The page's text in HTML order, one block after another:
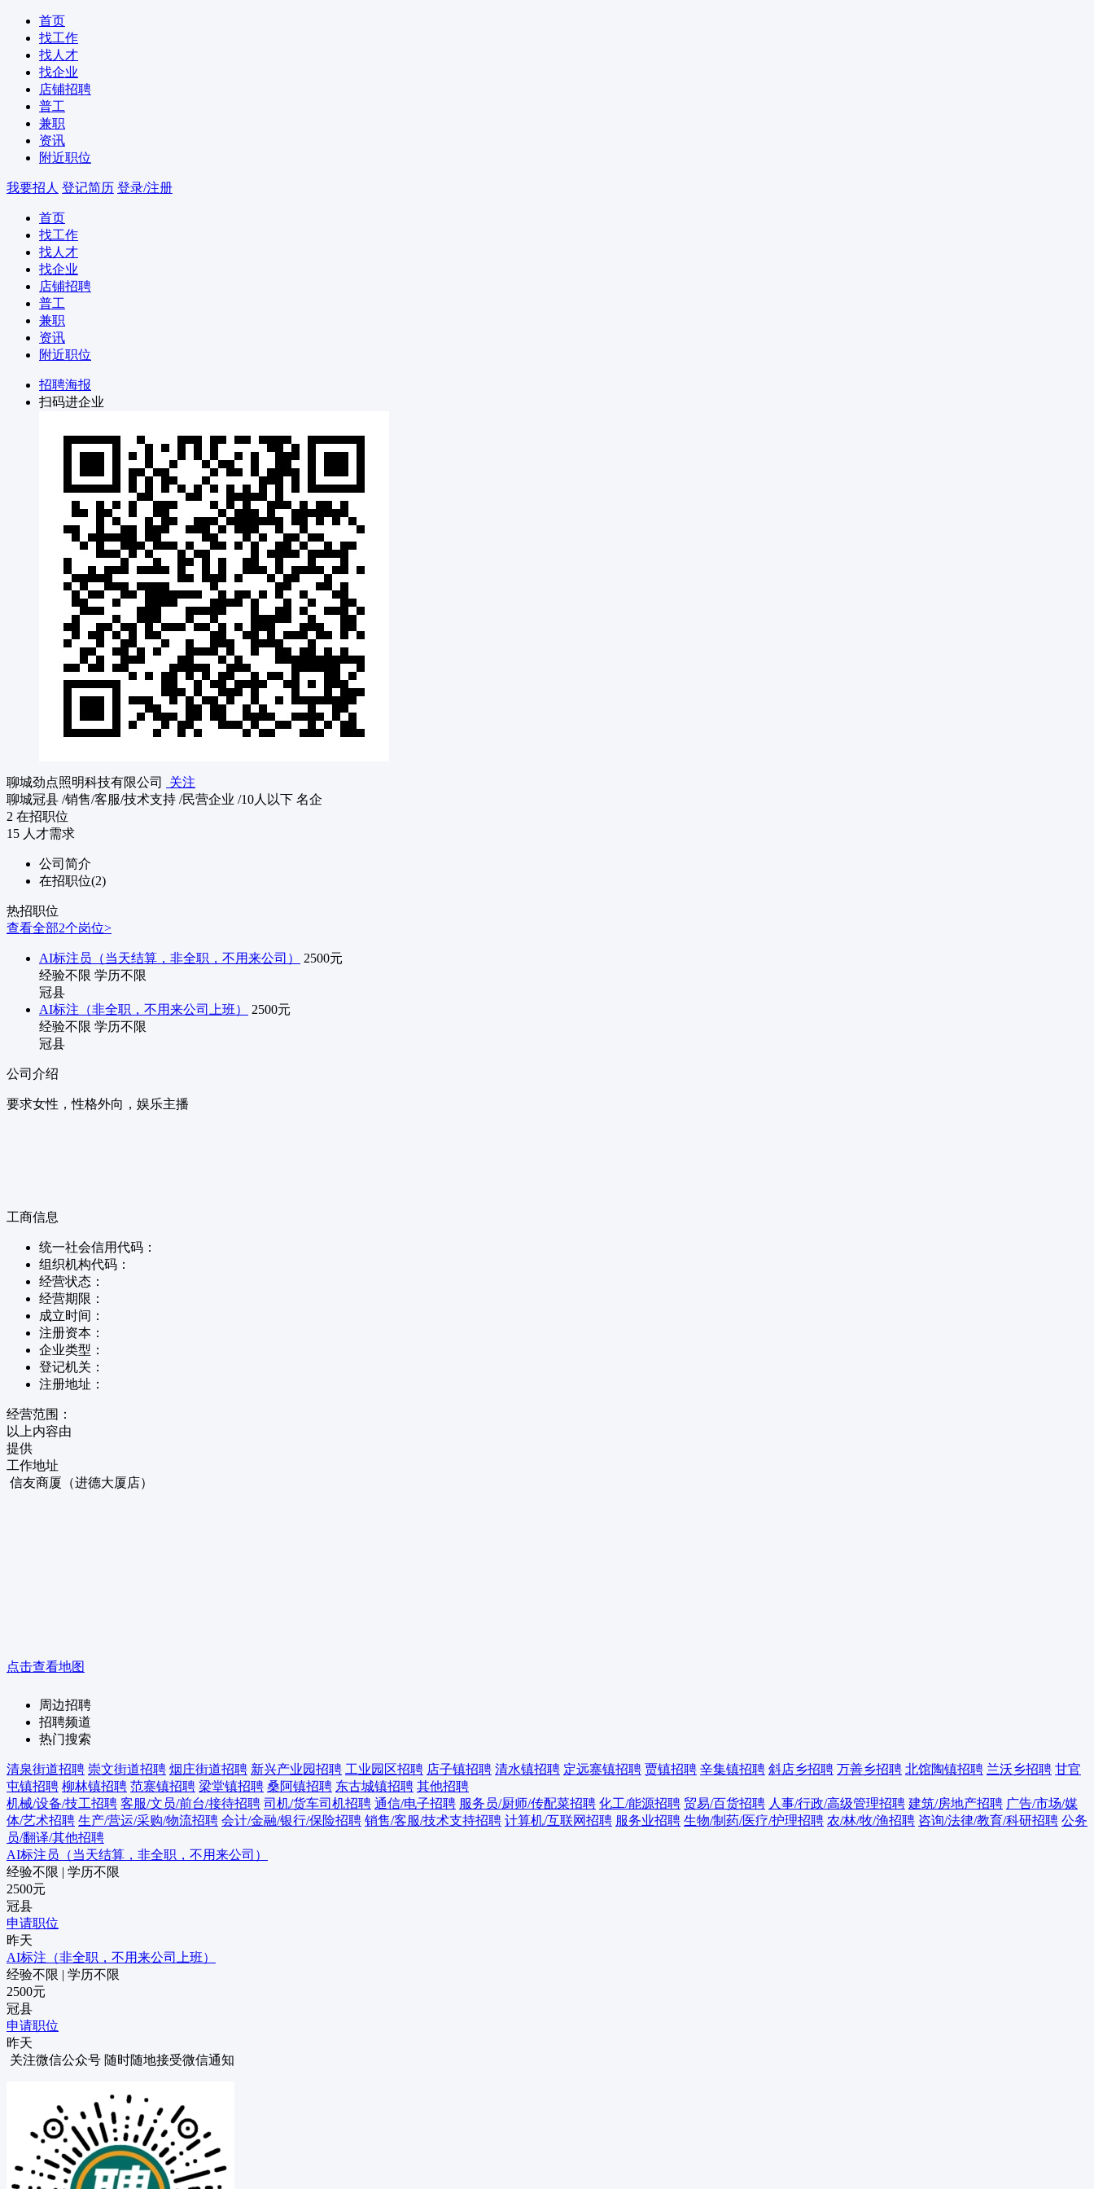
首页
找工作
找人才
找企业
店铺招聘
普工
兼职
资讯
附近职位
我要招人 登记简历 登录/注册
首页
找工作
找人才
找企业
店铺招聘
普工
兼职
资讯
附近职位
招聘海报
扫码进企业
聊城劲点照明科技有限公司
关注
聊城冠县 /销售/客服/技术支持 /民营企业 /10人以下 名企
2 在招职位
15 人才需求
公司简介
在招职位(2)
热招职位
查看全部2个岗位>
AI标注员（当天结算，非全职，不用来公司）
2500元
经验不限 学历不限
冠县
AI标注（非全职，不用来公司上班）
2500元
经验不限 学历不限
冠县
公司介绍
要求女性，性格外向，娱乐主播
工商信息
统一社会信用代码：
组织机构代码：
经营状态：
经营期限：
成立时间：
注册资本：
企业类型：
登记机关：
注册地址：
经营范围：
以上内容由
提供
工作地址
信友商厦（进德大厦店）
点击查看地图
周边招聘
招聘频道
热门搜索
清泉街道招聘 崇文街道招聘 烟庄街道招聘 新兴产业园招聘 工业园区招聘 店子镇招聘 清水镇招聘 定远寨镇招聘 贾镇招聘 辛集镇招聘 斜店乡招聘 万善乡招聘 北馆陶镇招聘 兰沃乡招聘 甘官
屯镇招聘 柳林镇招聘 范寨镇招聘 梁堂镇招聘 桑阿镇招聘 东古城镇招聘 其他招聘
机械/设备/技工招聘 客服/文员/前台/接待招聘 司机/货车司机招聘 通信/电子招聘 服务员/厨师/传配菜招聘 化工/能源招聘 贸易/百货招聘 人事/行政/高级管理招聘 建筑/房地产招聘 广告/市场/媒
体/艺术招聘 生产/营运/采购/物流招聘 会计/金融/银行/保险招聘 销售/客服/技术支持招聘 计算机/互联网招聘 服务业招聘 生物/制药/医疗/护理招聘 农/林/牧/渔招聘 咨询/法律/教育/科研招聘 公务
员/翻译/其他招聘
AI标注员（当天结算，非全职，不用来公司）
经验不限 | 学历不限
2500元
冠县
申请职位
昨天
AI标注（非全职，不用来公司上班）
经验不限 | 学历不限
2500元
冠县
申请职位
昨天
关注微信公众号 随时随地接受微信通知